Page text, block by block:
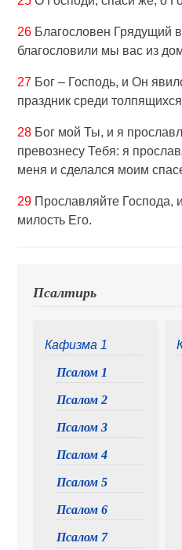
26 Благословен Грядущий
благословили мы вас из
27 Бог – Господь, и Он
праздник среди
28 Бог мой Ты, и я
превознесу Тебя: я
меня и сделался моим
29 Прославляйте Господа,
милость Его.
Псалтирь
Кафизма 1
Псалом 1
Псалом 2
Псалом 3
Псалом 4
Псалом 5
Псалом 6
Псалом 7